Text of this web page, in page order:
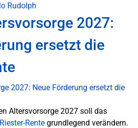
Rudolph
2027:
ersetzt die
Altersvorsorge 2027 soll das
Riester-Rente grundlegend verändern.